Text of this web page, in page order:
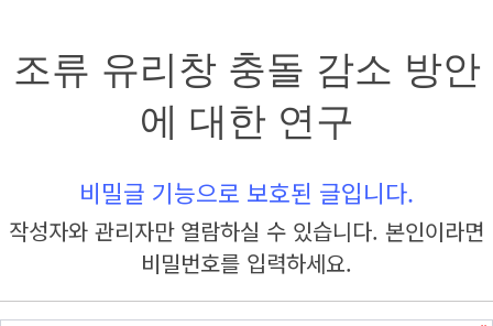
조류 유리창 충돌 감소 방안
에 대한 연구
비밀글 기능으로 보호된 글입니다.
작성자와 관리자만 열람하실 수 있습니다. 본인이라면
비밀번호를 입력하세요.